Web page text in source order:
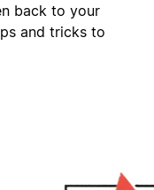
back to your
and tricks to